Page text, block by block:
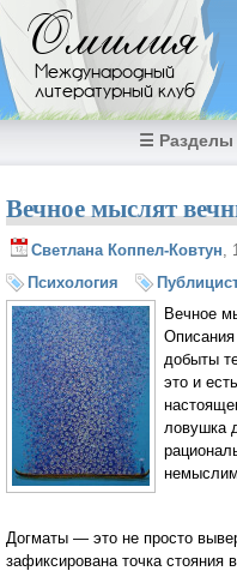
Перейти к основному
Омилия
Международный
литературный клуб
☰ Разделы
Вечное мыслят
Светлана Коппел-Ковтун
Психология
Вечное
Описания
добыты
это и
ловушка
Догматы — это не просто
зафиксирована точка стояния